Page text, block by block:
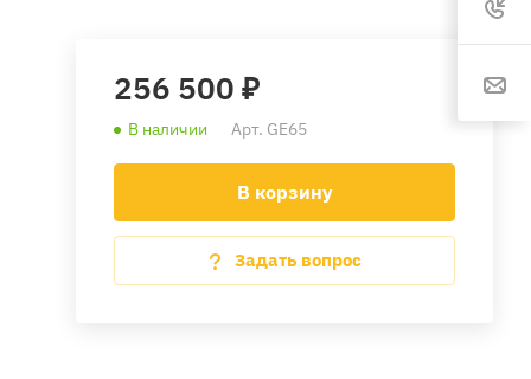
256 500 ₽
В наличии Арт. GE65
В корзину
Задать вопрос